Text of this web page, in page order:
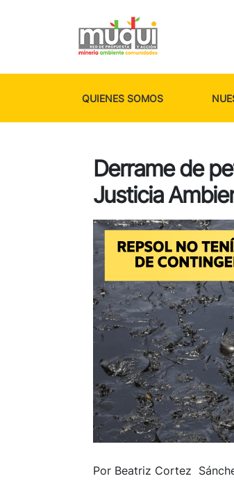
QUIENES SOMOS
Derrame de
Justicia
Por Beatriz Cortez